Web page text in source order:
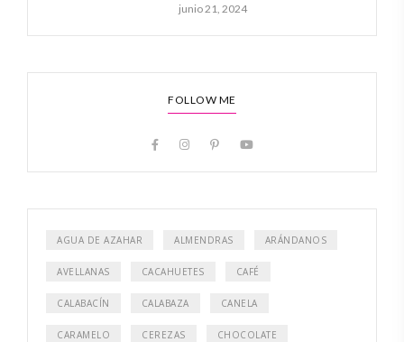
junio 21, 2024
FOLLOW ME
AGUA DE AZAHAR ALMENDRAS ARÁNDANOS
AVELLANAS CACAHUETES CAFÉ
CALABACÍN CALABAZA CANELA
CARAMELO CEREZAS CHOCOLATE